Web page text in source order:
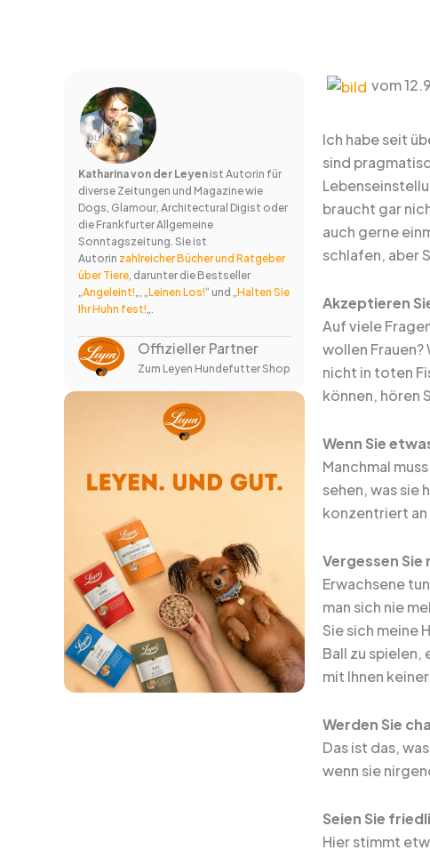
Katharina von der Leyen ist Autorin für
diverse Zeitungen und Magazine wie
Dogs, Glamour, Architectural Digist oder
die Frankfurter Allgemeine
Sonntagszeitung. Sie ist
Autorin zahlreicher Bücher und Ratgeber
über Tiere , darunter die Bestseller
Angeleint! Leinen Los!“ und „ Halten Sie
Ihr Huhn fest!
Offizieller Partner
Zum Leyen Hundefutter Shop
vom
Ich habe seit
sind
braucht gar
auch gerne
schlafen, aber
Akzeptieren
Auf viele
wollen Frauen?
nicht in toten
können, hören
Wenn Sie
Manchmal
sehen, was sie
konzentriert an
Vergessen Sie
Erwachsene
man sich nie
Sie sich meine
Ball zu
mit Ihnen
Werden Sie
Das ist das,
wenn sie
Seien Sie
Hier stimmt